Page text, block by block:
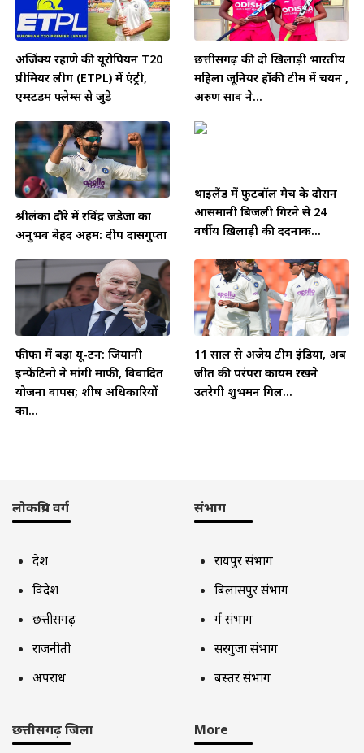
अजिंक्य रहाणे की यूरोपियन T20
प्रीमियर लीग (ETPL) में एंट्री,
एम्स्टर्डम फ्लेम्स से जुड़े
छत्तीसगढ़ की दो खिलाड़ी भारतीय
महिला जूनियर हॉकी टीम में चयन ,
अरुण साव ने...
श्रीलंका दौरे में रविंद्र जडेजा का
अनुभव बेहद अहम: दीप दासगुप्ता
थाईलैंड में फुटबॉल मैच के दौरान
आसमानी बिजली गिरने से 24
वर्षीय ख़िलाड़ी की दर्दनाक...
फीफा में बड़ा यू-टर्न: जियानी
इन्फेंटिनो ने मांगी माफी, विवादित
योजना वापस; शीर्ष अधिकारियों
का...
11 साल से अजेय टीम इंडिया, अब
जीत की परंपरा कायम रखने
उतरेगी शुभमन गिल...
लोकप्रिय वर्ग
देश
विदेश
छत्तीसगढ़
राजनीती
अपराध
संभाग
रायपुर संभाग
बिलासपुर संभाग
दुर्ग संभाग
सरगुजा संभाग
बस्तर संभाग
छत्तीसगढ़ जिला More